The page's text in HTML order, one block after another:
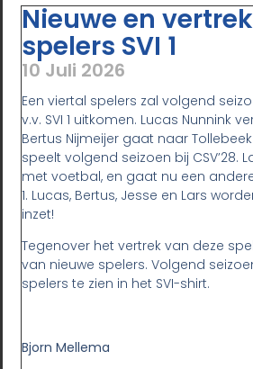
Nieuwe en
spelers SVI 1
10 Juli 2026
Een viertal spelers zal volgend
v.v. SVI 1 uitkomen. Lucas Nunnink
Bertus Nijmeijer gaat naar
speelt volgend seizoen bij CSV’28.
met voetbal, en gaat nu een
1. Lucas, Bertus, Jesse en Lars
inzet!
Tegenover het vertrek van deze
van nieuwe spelers. Volgend
spelers te zien in het SVI-shirt.
Bjorn Mellema